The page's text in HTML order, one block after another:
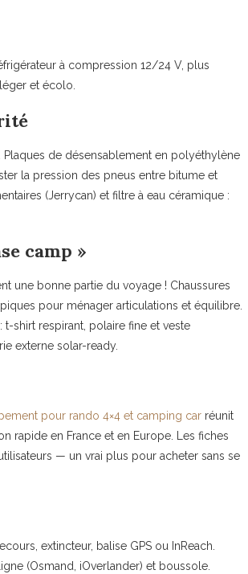
à compression 12/24 V, plus
et écolo.
Plaques de désensablement en polyéthylène
la pression des pneus entre bitume et
(Jerrycan) et filtre à eau céramique :
camp »
une bonne partie du voyage ! Chaussures
pour ménager articulations et équilibre.
shirt respirant, polaire fine et veste
externe solar-ready.
pour rando 4×4 et camping car réunit
rapide en France et en Europe. Les fiches
— un vrai plus pour acheter sans se
extincteur, balise GPS ou InReach.
(Osmand, iOverlander) et boussole.